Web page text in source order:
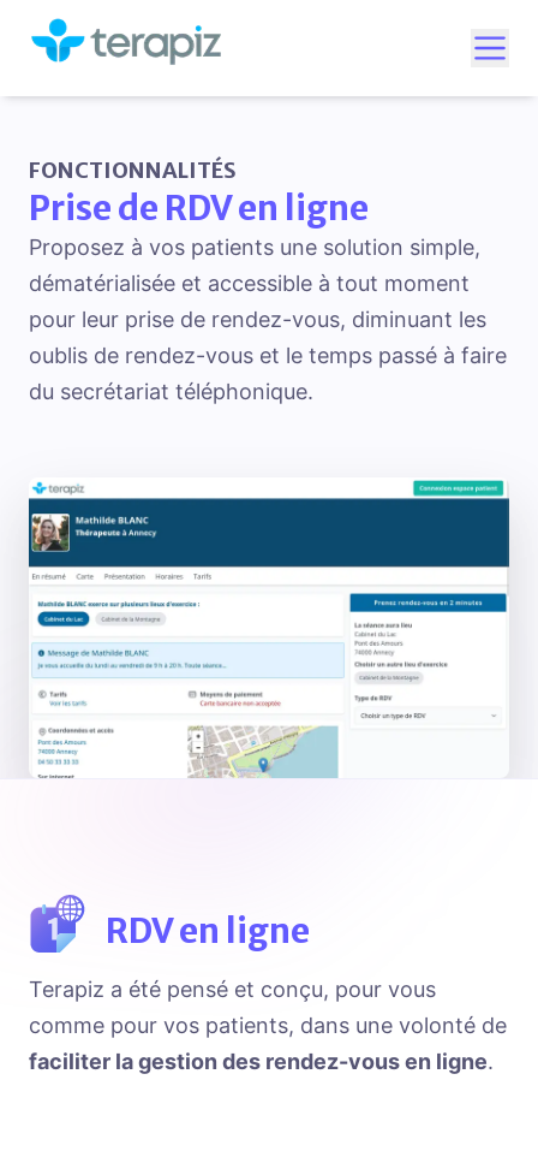
FONCTIONNALITÉS
Prise de RDV en ligne
Proposez à vos patients une solution simple,
dématérialisée et accessible à tout moment
pour leur prise de rendez-vous, diminuant les
oublis de rendez-vous et le temps passé à faire
du secrétariat téléphonique.
RDV en ligne
Terapiz a été pensé et conçu, pour vous
comme pour vos patients, dans une volonté de
faciliter la gestion des rendez-vous en ligne.